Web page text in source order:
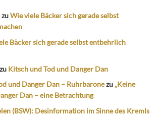
zuWie viele Bäcker sich gerade selbst
Bäcker sich gerade selbst entbehrlich
zu Kitsch und Tod und Danger Dan
und Danger Dan – Ruhrbaronezu „Keine
Dan – eine Betrachtung
(BSW): Desinformation im Sinne des Kremls